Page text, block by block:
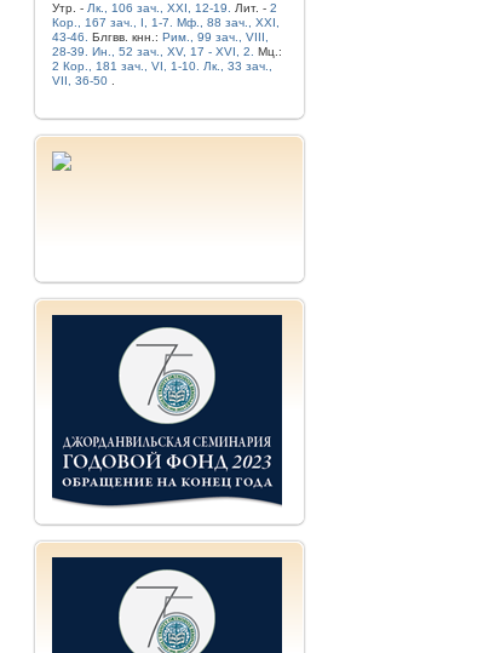
Утр. - Лк., 106 зач., XXI, 12-19. Лит. - 2
Кор., 167 зач., I, 1-7.
Мф., 88 зач., XXI,
43-46.
Блгвв. кнн.: Рим., 99 зач., VIII,
28-39.
Ин., 52 зач., XV, 17 - XVI, 2.
Мц.:
2 Кор., 181 зач., VI, 1-10.
Лк., 33 зач.,
VII, 36-50